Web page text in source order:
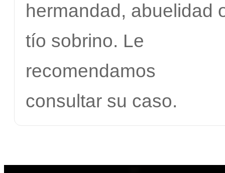
hermandad, abuelidad
tío sobrino. Le
recomendamos
consultar su caso.